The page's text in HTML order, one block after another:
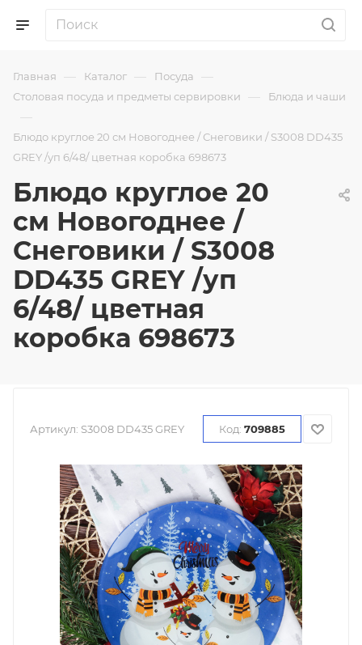
Главная — Каталог — Посуда —
Столовая посуда и предметы сервировки — Блюда и чаши
—
Блюдо круглое 20 см Новогоднее / Снеговики / S3008 DD435
GREY /уп 6/48/ цветная коробка 698673
Блюдо круглое 20
см Новогоднее /
Снеговики / S3008
DD435 GREY /уп
6/48/ цветная
коробка 698673
Артикул: S3008 DD435 GREY Код: 709885